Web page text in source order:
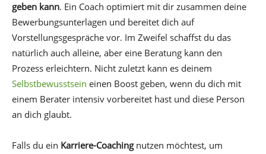
geben kann. Ein Coach optimiert mit dir zusammen deine
Bewerbungsunterlagen und bereitet dich auf
Vorstellungsgespräche vor. Im Zweifel schaffst du das
natürlich auch alleine, aber eine Beratung kann den
Prozess erleichtern. Nicht zuletzt kann es deinem
Selbstbewusstsein einen Boost geben, wenn du dich mit
einem Berater intensiv vorbereitet hast und diese Person
an dich glaubt.
Falls du ein Karriere-Coachingnutzen möchtest, um